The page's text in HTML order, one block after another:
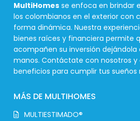
MultiHomes se enfoca en brindar
los colombianos en el exterior con
forma dinámica. Nuestra
bienes raíces y financiera permite
acompañen su inversión dejándola
manos. Contáctate con nosotros
beneficios para cumplir tus sueños
MÁS DE MULTIHOMES
MULTIESTIMADO®